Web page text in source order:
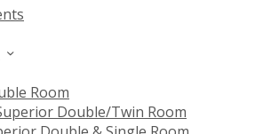
Room
Double/Twin Room